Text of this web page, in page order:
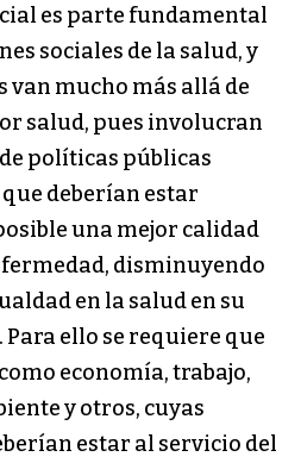
es parte fundamental
sociales de la salud, y
van mucho más allá de
salud, pues involucran
políticas públicas
deberían estar
una mejor calidad
disminuyendo
en la salud en su
ello se requiere que
economía, trabajo,
y otros, cuyas
estar al servicio del